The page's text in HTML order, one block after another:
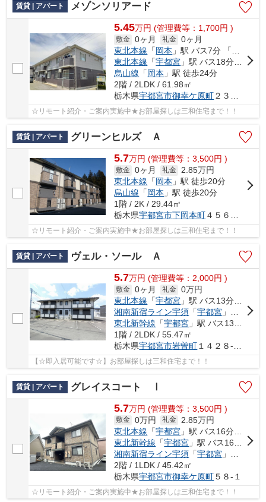
賃貸 | アパート メゾンソリアード
5.45万円 (管理費等：1,700円 )
敷金 0ヶ月 礼金 0ヶ月
東北本線 「岡本 」駅 バス7分 「御幸ヶ原北」 停歩2分
東北本線 「宇都宮 」駅 バス18分 「御幸ヶ原北」 停歩2分
烏山線 「岡本 」駅 徒歩24分
2階 / 2LDK / 61.98㎡
栃木県宇都宮市御幸ケ原町２３４番地２
☆リモート紹介・ご案内実施中★お部屋探しは三和住宅まで！！
賃貸 | アパート グリーンヒルズ Ａ
5.7万円 (管理費等：3,500円 )
敷金 0ヶ月 礼金 2.85万円
東北本線 「岡本 」駅 徒歩20分
烏山線 「岡本 」駅 徒歩20分
1階 / 2K / 29.44㎡
栃木県宇都宮市下岡本町４５６０-３
☆リモート紹介・ご案内実施中★お部屋探しは三和住宅まで！！
賃貸 | アパート ヴェル・ソール Ａ
5.7万円 (管理費等：2,000円 )
敷金 0ヶ月 礼金 0万円
東北本線 「宇都宮 」駅 バス13分 「堀切」 停歩4分
湘南新宿ライン宇須 「宇都宮 」駅 バス13分 「堀切」 停歩4分
東北新幹線 「宇都宮 」駅 バス13分 「堀切」 停歩4分
1階 / 2LDK / 55.47㎡
栃木県宇都宮市岩曽町 １４２８-５３２
【☆即入居可能です☆】お部屋探しは三和住宅まで！！
賃貸 | アパート グレイスコート Ⅰ
5.7万円 (管理費等：3,500円 )
敷金 0万円 礼金
2.85万円
東北本線 「宇都宮 」駅 バス16分 「御幸が原小学校前」 停歩2分
東北新幹線 「宇都宮 」駅 バス16分 「御幸が原小学校前」 停歩2分
湘南新宿ライン宇須 「宇都宮 」駅 バス16分 「御幸が原小学校前」 停歩2分
2階 / 1LDK / 45.42㎡
栃木県宇都宮市御幸ケ原町５８-１
☆リモート紹介・ご案内実施中★お部屋探しは三和住宅まで！！